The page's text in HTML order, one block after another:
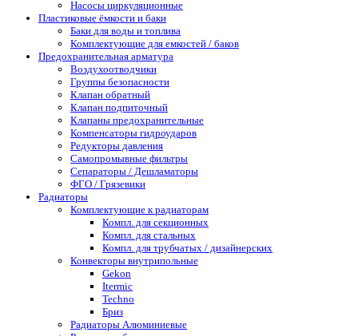
Насосы циркуляционные
Пластиковые ёмкости и баки
Баки для воды и топлива
Комплектующие для емкостей / баков
Предохранительная арматура
Воздухоотводчики
Группы безопасности
Клапан обратный
Клапан подпиточный
Клапаны предохранительные
Компенсаторы гидроударов
Редукторы давления
Самопромывные фильтры
Сепараторы / Дешламаторы
ФГО / Грязевики
Радиаторы
Комплектующие к радиаторам
Компл. для секционных
Компл. для стальных
Компл. для трубчатых / дизайнерских
Конвекторы внутрипольные
Gekon
Itermic
Techno
Бриз
Радиаторы Алюминиевые